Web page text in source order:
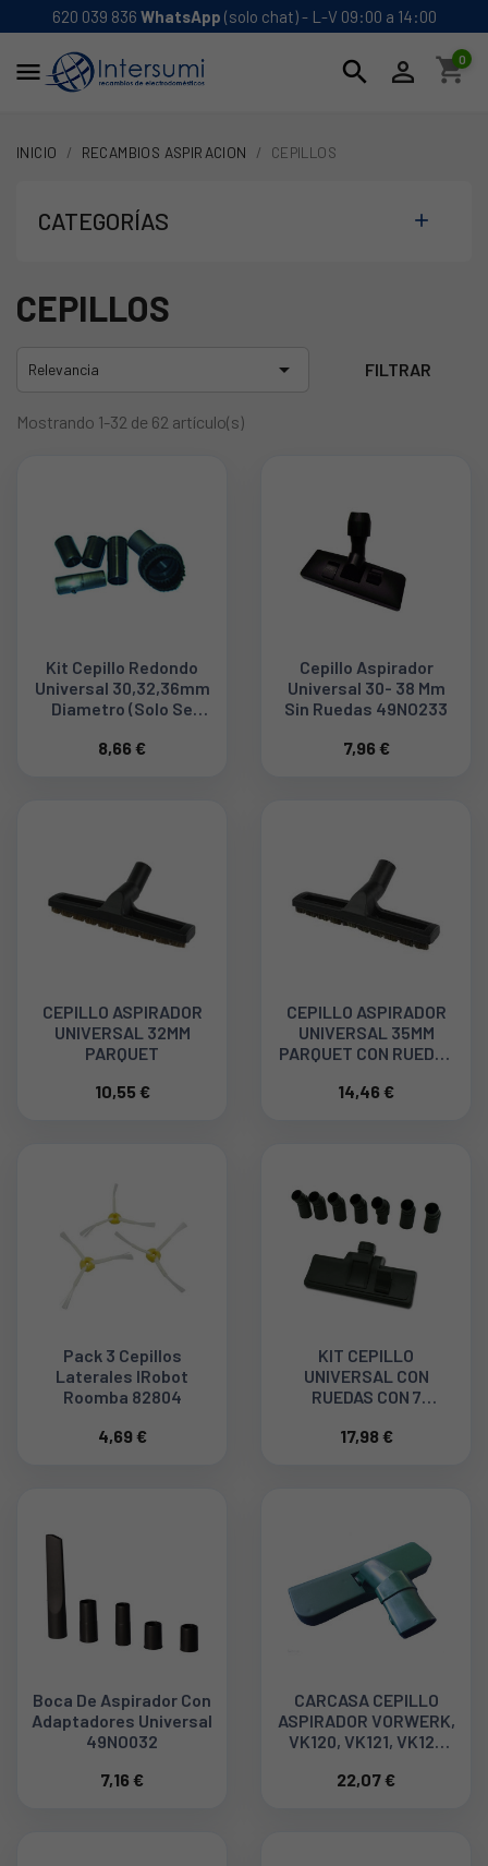
620 039 836 WhatsApp (solo chat) - L-V 09:00 a 14:00
 search  shopping_cart
0
INICIO RECAMBIOS ASPIRACION CEPILLOS
CATEGORÍAS 
CEPILLOS
Relevancia  FILTRAR
Mostrando 1-32 de 62 artículo(s)
Kit Cepillo Redondo
Universal 30,32,36mm
Diametro (solo Se
Redondo Y Los Tres
8,66 €
Cepillo Aspirador
Universal 30- 38 Mm
Sin Ruedas 49NO233
7,96 €
CEPILLO ASPIRADOR
UNIVERSAL 32MM
PARQUET
10,55 €
CEPILLO ASPIRADOR
UNIVERSAL 35MM
PARQUET CON RUEDAS
14,46 €
Pack 3 Cepillos
Laterales IRobot
Roomba 82804
4,69 €
KIT CEPILLO
UNIVERSAL CON
RUEDAS CON 7
03AG322
17,98 €
Boca De Aspirador Con
Adaptadores Universal
49NO032
7,16 €
CARCASA CEPILLO
ASPIRADOR VORWERK,
VK120, VK121, VK122
22,07 €